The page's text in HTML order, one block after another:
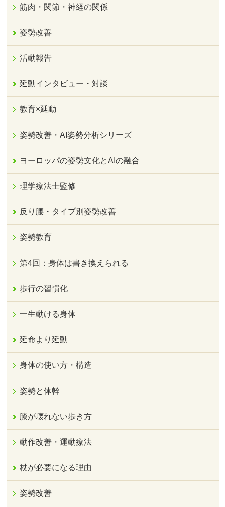
筋肉・関節・神経の関係
姿勢改善
活動報告
延動インタビュー・対談
教育×延動
姿勢改善・AI姿勢分析シリーズ
ヨーロッパの姿勢文化とAIの融合
理学療法士監修
反り腰・タイプ別姿勢改善
姿勢教育
第4回：身体は書き換えられる
歩行の習慣化
一生動ける身体
延命より延動
身体の使い方・構造
姿勢と体幹
膝が壊れない歩き方
動作改善・運動療法
杖が必要になる理由
姿勢改善